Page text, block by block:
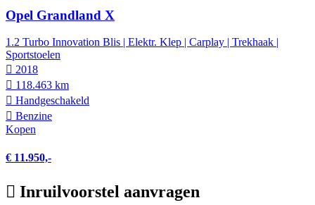
Opel Grandland X
1.2 Turbo Innovation Blis | Elektr. Klep | Carplay | Trekhaak |
Sportstoelen
2018
118.463 km
Hand­geschakeld
Benzine
Kopen
€ 11.950,-
Inruilvoorstel aanvragen